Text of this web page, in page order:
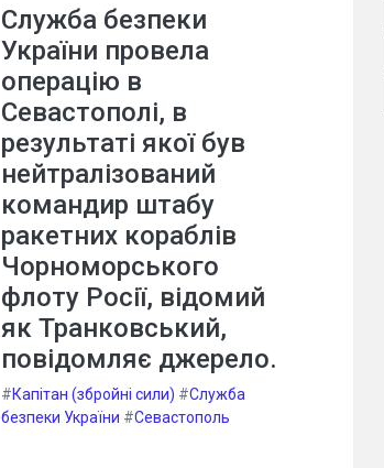
Служба безпеки
України провела
операцію в
Севастополі, в
результаті якої був
нейтралізований
командир штабу
ракетних кораблів
Чорноморського
флоту Росії, відомий
як Транковський,
повідомляє джерело.
#Капітан (збройні сили) #Служба
безпеки України #Севастополь